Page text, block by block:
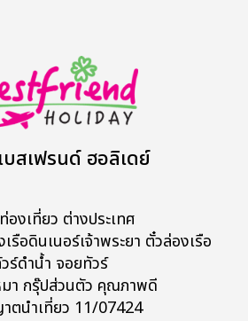
สเฟรนด์ ฮอลิเดย์
องเที่ยว ต่างประเทศ
รือดินเนอร์เจ้าพระยา ตั๋วล่องเรือ
ร์ดำน้ำ จอยทัวร์
มา กรุ๊ปส่วนตัว คุณภาพดี
ตนำเที่ยว 11/07424